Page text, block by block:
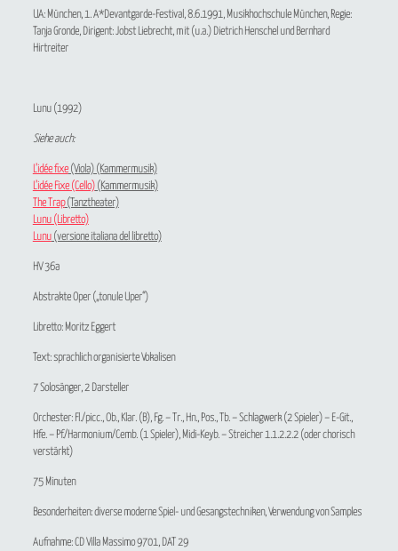
UA: München, 1. A*Devantgarde-Festival, 8.6.1991, Musikhochschule München, Regie:
Tanja Gronde, Dirigent: Jobst Liebrecht, mit (u.a.) Dietrich Henschel und Bernhard
Hirtreiter
Lunu (1992)
Siehe auch:
L’idée fixe(Viola) (Kammermusik)
L’idée Fixe (Cello)(Kammermusik)
The Trap(Tanztheater)
Lunu (Libretto)
Lunu(versione italiana del libretto)
HV 36a
Abstrakte Oper („tonule Uper“)
Libretto: Moritz Eggert
Text: sprachlich organisierte Vokalisen
7 Solosänger, 2 Darsteller
Orchester: Fl./picc., Ob., Klar. (B), Fg. – Tr., Hn., Pos., Tb. – Schlagwerk (2 Spieler) – E-Git.,
Hfe. – Pf./Harmonium/Cemb. (1 Spieler), Midi-Keyb. – Streicher 1.1.2.2.2 (oder chorisch
verstärkt)
75 Minuten
Besonderheiten: diverse moderne Spiel- und Gesangstechniken, Verwendung von Samples
Aufnahme: CD Villa Massimo 9701, DAT 29